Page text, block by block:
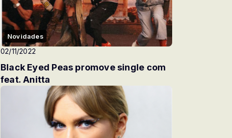
Novidades
02/11/2022
Black Eyed Peas promove single com
feat. Anitta